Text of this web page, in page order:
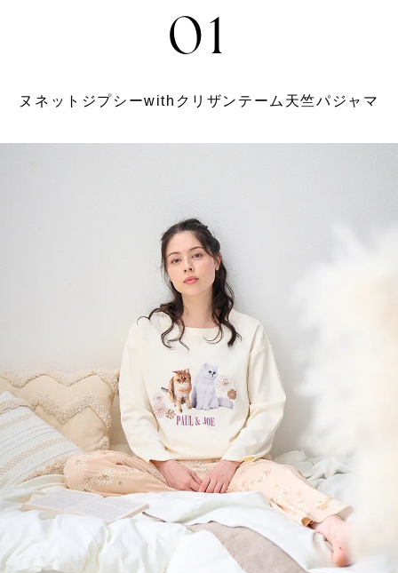
01
ヌネットジプシーwithクリザンテーム天竺パジャマ